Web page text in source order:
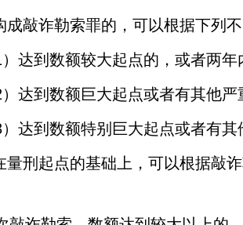
成敲诈勒索罪的，可以根据下列
）达到数额较大起点的，或者两
）达到数额巨大起点或者有其他
）达到数额特别巨大起点或者有
量刑起点的基础上，可以根据敲